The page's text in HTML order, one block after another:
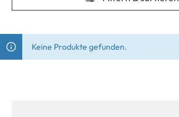
Keine Produkte gefunden.